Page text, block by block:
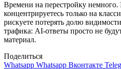
Времени на перестройку
концентрируетесь только на
рискуете потерять долю
трафика: AI‑ответы просто не
материал.
Поделиться
Whatsapp Whatsapp Вконтакте